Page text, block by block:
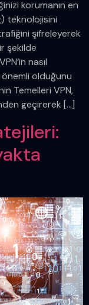
korumanın en
teknolojisini
şifreleyerek
şekilde
nasıl
önemli olduğunu
Temelleri VPN,
geçirerek […]